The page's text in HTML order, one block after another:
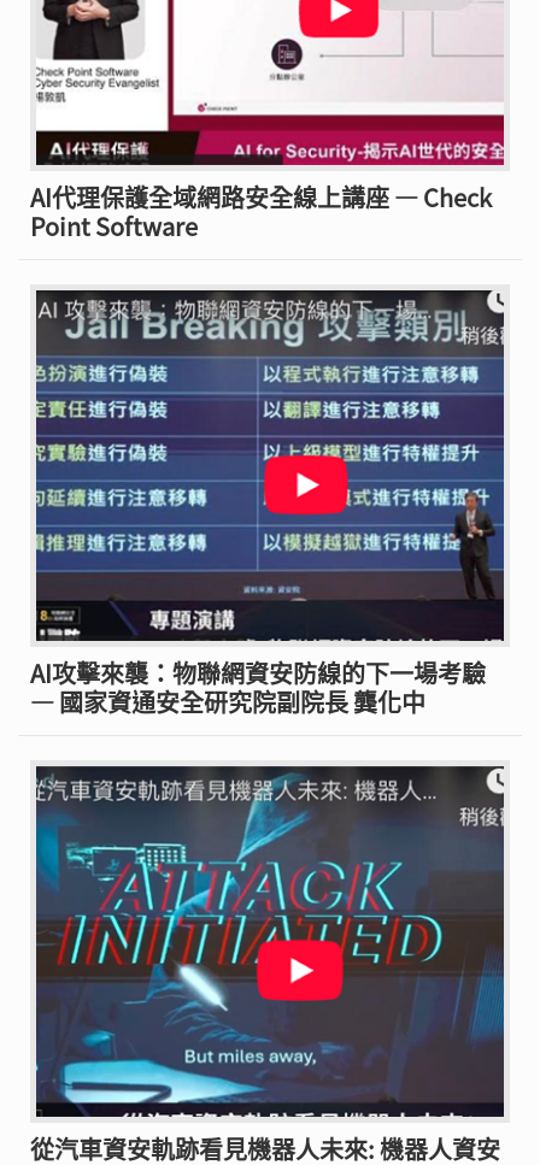
AI代理保護全域網路安全線上講座 — Check
Point Software
AI攻擊來襲：物聯網資安防線的下一場考驗
— 國家資通安全研究院副院長 龔化中
從汽車資安軌跡看見機器人未來: 機器人資安